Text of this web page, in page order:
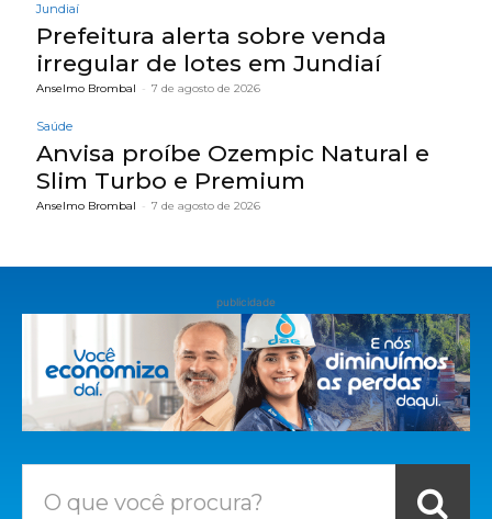
Jundiaí
Prefeitura alerta sobre venda
irregular de lotes em Jundiaí
Anselmo Brombal - 7 de agosto de 2026
Saúde
Anvisa proíbe Ozempic Natural e
Slim Turbo e Premium
Anselmo Brombal - 7 de agosto de 2026
publicidade
O que você procura?